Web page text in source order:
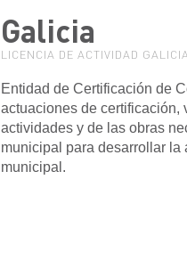
Galicia
LICENCIA DE ACTIVIDAD GALICIA
Entidad de Certificación de
actuaciones de certificación,
actividades y de las obras
municipal para desarrollar
municipal.